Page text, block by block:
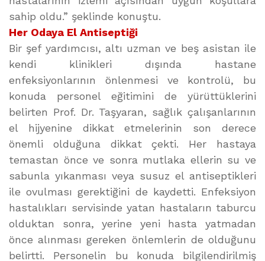
sahip oldu.” şeklinde konuştu.
Her Odaya El Antiseptiği
Bir şef yardımcısı, altı uzman ve beş asistan ile
kendi klinikleri dışında hastane
enfeksiyonlarının önlenmesi ve kontrolü, bu
konuda personel eğitimini de yürüttüklerini
belirten Prof. Dr. Taşyaran, sağlık çalışanlarının
el hijyenine dikkat etmelerinin son derece
önemli olduğuna dikkat çekti. Her hastaya
temastan önce ve sonra mutlaka ellerin su ve
sabunla yıkanması veya susuz el antiseptikleri
ile ovulması gerektiğini de kaydetti. Enfeksiyon
hastalıkları servisinde yatan hastaların taburcu
olduktan sonra, yerine yeni hasta yatmadan
önce alınması gereken önlemlerin de olduğunu
belirtti. Personelin bu konuda bilgilendirilmiş